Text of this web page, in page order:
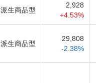
派生商品型
2,928
+4.53%
派生商品型
29,808
-2.38%